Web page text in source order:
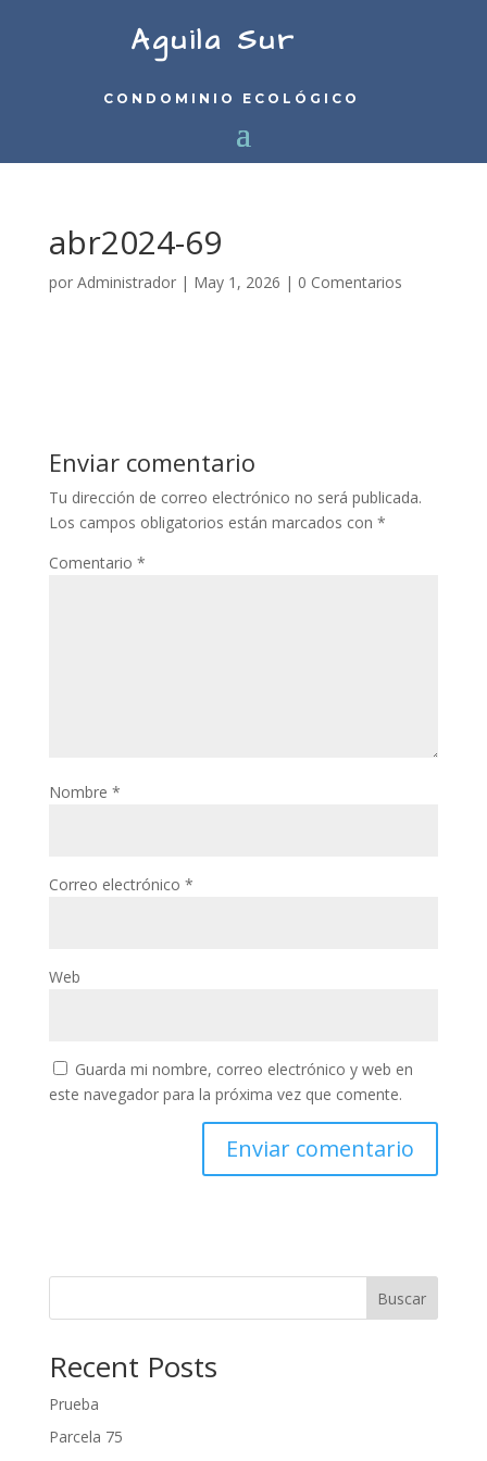
Aguila Sur
CONDOMINIO ECOLÓGICO
abr2024-69
por Administrador| May 1, 2026 | 0 Comentarios
Enviar comentario
Tu dirección de correo electrónico no será publicada.
Los campos obligatorios están marcados con *
Comentario *
Nombre *
Correo electrónico *
Web
Guarda mi nombre, correo electrónico y web en
este navegador para la próxima vez que comente.
Buscar
Recent Posts
Prueba
Parcela 75